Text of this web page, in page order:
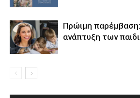
Πρώιμη παρέμβαση:
ανάπτυξη των